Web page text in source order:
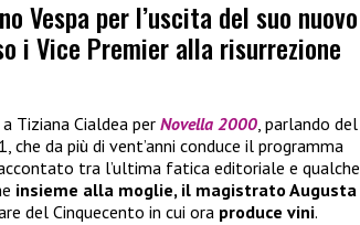
Vespa per l’uscita del suo nuovo
i Vice Premier alla risurrezione
Tiziana Cialdea per Novella 2000, parlando del
che da più di vent’anni conduce il programma
tra l’ultima fatica editoriale e qualche
insieme alla moglie, il magistrato Augusta
del Cinquecento in cui ora produce vini.